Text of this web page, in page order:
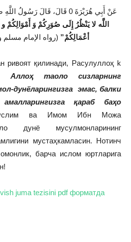
(عَنْ أَبِي هُرَيْرَةَ 0 قَالَ، قَالَ رَسُولُ اللَّهِ صَلَّى اللَّهُ عَلَيْهِ وَسَلَّمَ:
اللَّه لا يَنْظُرُ إِلَى صُوَرِكُمْ وَ أَمْوَالِكُمْ
أعْمَالِكُمْ” (رواه الإمام مسلم
ривоят қилинади, Расулуллоҳ k
Аллоҳ таоло сизларнинг
дунёларингизга эмас, балки
қараб баҳо
ва Имом Ибн Можа
дунё мусулмонларининг
мустаҳкамласин. Нотинч
барча ислом юртларига
juma tezisini pdf форматда